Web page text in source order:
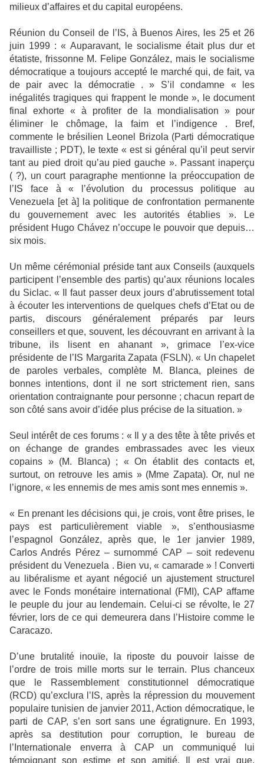
milieux d’affaires et du capital européens.
Réunion du Conseil de l’IS, à Buenos Aires, les 25 et 26
juin 1999 : « Auparavant, le socialisme était plus dur et
étatiste, frissonne M. Felipe González, mais le socialisme
démocratique a toujours accepté le marché qui, de fait, va
de pair avec la démocratie . » S’il condamne « les
inégalités tragiques qui frappent le monde », le document
final exhorte « à profiter de la mondialisation » pour
éliminer le chômage, la faim et l’indigence . Bref,
commente le brésilien Leonel Brizola (Parti démocratique
travailliste ; PDT), le texte « est si général qu’il peut servir
tant au pied droit qu’au pied gauche ». Passant inaperçu
( ?), un court paragraphe mentionne la préoccupation de
l’IS face à « l’évolution du processus politique au
Venezuela [et à] la politique de confrontation permanente
du gouvernement avec les autorités établies ». Le
président Hugo Chávez n’occupe le pouvoir que depuis…
six mois.
Un même cérémonial préside tant aux Conseils (auxquels
participent l’ensemble des partis) qu’aux réunions locales
du Siclac. « Il faut passer deux jours d’abrutissement total
à écouter les interventions de quelques chefs d’Etat ou de
partis, discours généralement préparés par leurs
conseillers et que, souvent, les découvrant en arrivant à la
tribune, ils lisent en ahanant », grimace l’ex-vice
présidente de l’IS Margarita Zapata (FSLN). « Un chapelet
de paroles verbales, complète M. Blanca, pleines de
bonnes intentions, dont il ne sort strictement rien, sans
orientation contraignante pour personne ; chacun repart de
son côté sans avoir d’idée plus précise de la situation. »
Seul intérêt de ces forums : « Il y a des tête à tête privés et
on échange de grandes embrassades avec les vieux
copains » (M. Blanca) ; « On établit des contacts et,
surtout, on retrouve les amis » (Mme Zapata). Or, nul ne
l’ignore, « les ennemis de mes amis sont mes ennemis ».
« En prenant les décisions qui, je crois, vont être prises, le
pays est particulièrement viable », s’enthousiasme
l’espagnol González, après que, le 1er janvier 1989,
Carlos Andrés Pérez – surnommé CAP – soit redevenu
président du Venezuela . Bien vu, « camarade » ! Converti
au libéralisme et ayant négocié un ajustement structurel
avec le Fonds monétaire international (FMI), CAP affame
le peuple du jour au lendemain. Celui-ci se révolte, le 27
février, lors de ce qui demeurera dans l’Histoire comme le
Caracazo.
D’une brutalité inouïe, la riposte du pouvoir laisse de
l’ordre de trois mille morts sur le terrain. Plus chanceux
que le Rassemblement constitutionnel démocratique
(RCD) qu’exclura l’IS, après la répression du mouvement
populaire tunisien de janvier 2011, Action démocratique, le
parti de CAP, s’en sort sans une égratignure. En 1993,
après sa destitution pour corruption, le bureau de
l’Internationale enverra à CAP un communiqué lui
témoignant son estime et son amitié. Il est vrai que,